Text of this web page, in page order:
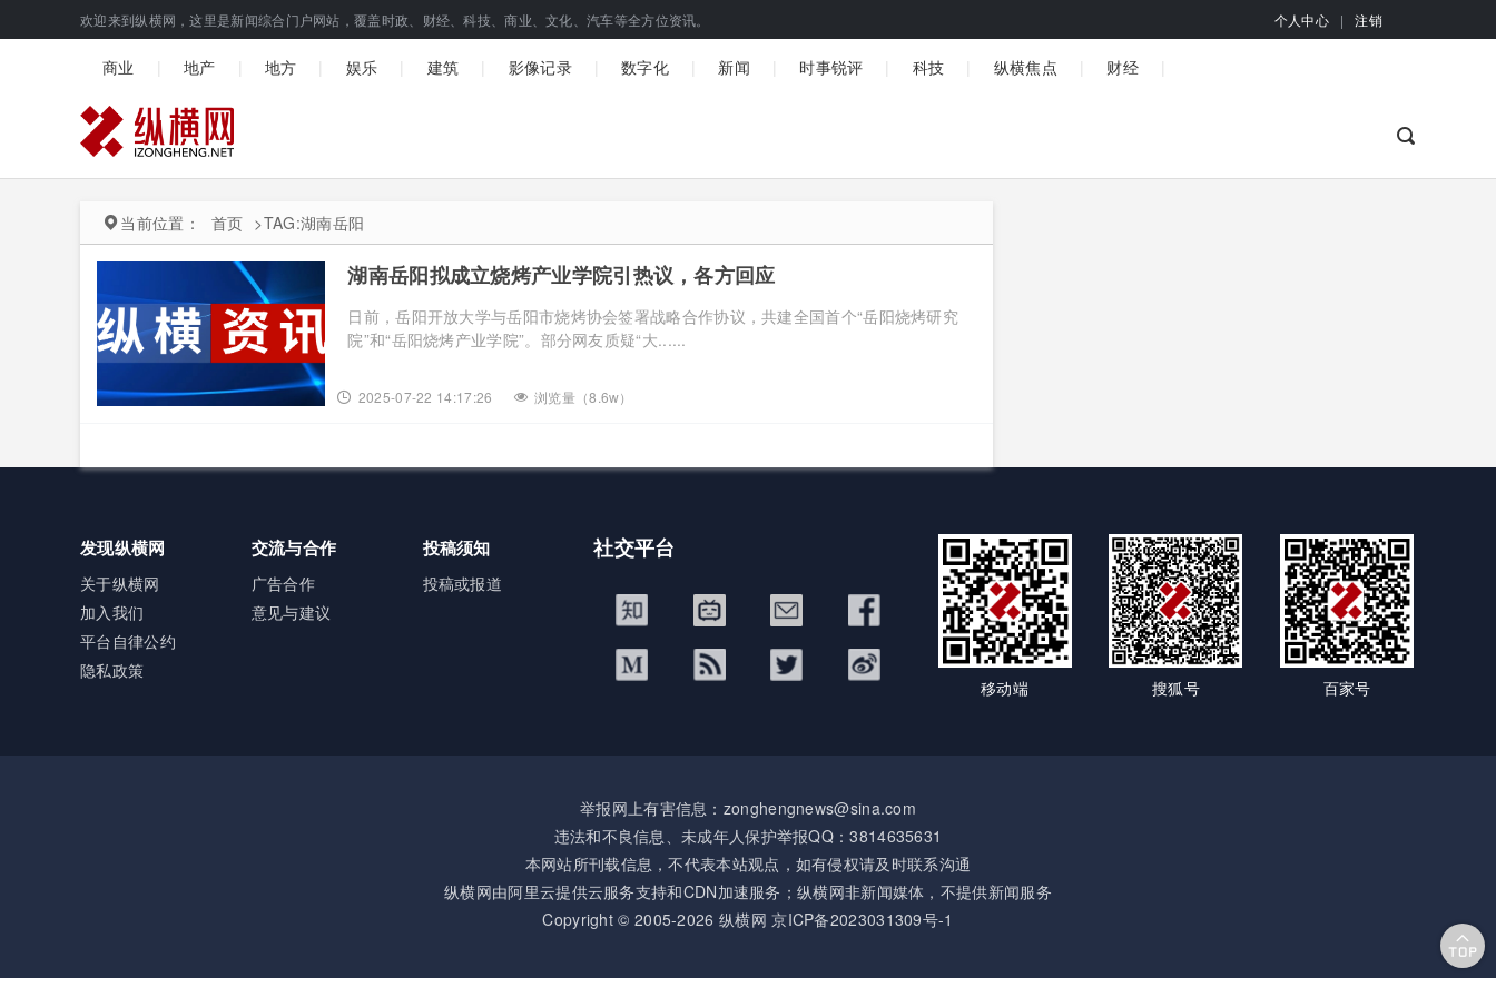
欢迎来到纵横网，这里是新闻综合门户网站，覆盖时政、财经、科技、商业、文化、汽车等全方位资讯。 个人中心 | 注销
商业 地产 地方 娱乐 建筑 影像记录 数字化 新闻 时事锐评 科技 纵横焦点 财经
当前位置： 首页 >TAG:湖南岳阳
湖南岳阳拟成立烧烤产业学院引热议，各方回应
日前，岳阳开放大学与岳阳市烧烤协会签署战略合作协议，共建全国首个“岳阳烧烤研究
院”和“岳阳烧烤产业学院”。部分网友质疑“大......
2025-07-22 14:17:26 浏览量（8.6w）
发现纵横网
关于纵横网
加入我们
平台自律公约
隐私政策
交流与合作
广告合作
意见与建议
投稿须知
投稿或报道
社交平台
移动端 搜狐号 百家号
举报网上有害信息：zonghengnews@sina.com
违法和不良信息、未成年人保护举报QQ：3814635631
本网站所刊载信息，不代表本站观点，如有侵权请及时联系沟通
纵横网由阿里云提供云服务支持和CDN加速服务；纵横网非新闻媒体，不提供新闻服务
Copyright © 2005-2026 纵横网京ICP备2023031309号-1